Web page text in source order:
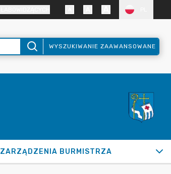
WYSZUKIWANIE ZAAWANSOWANE
ZARZĄDZENIA BURMISTRZA